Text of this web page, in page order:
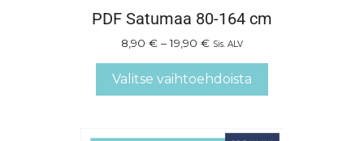
PDF Satumaa 80-164 cm
8,90 € – 19,90 € Sis. ALV
Valitse vaihtoehdoista